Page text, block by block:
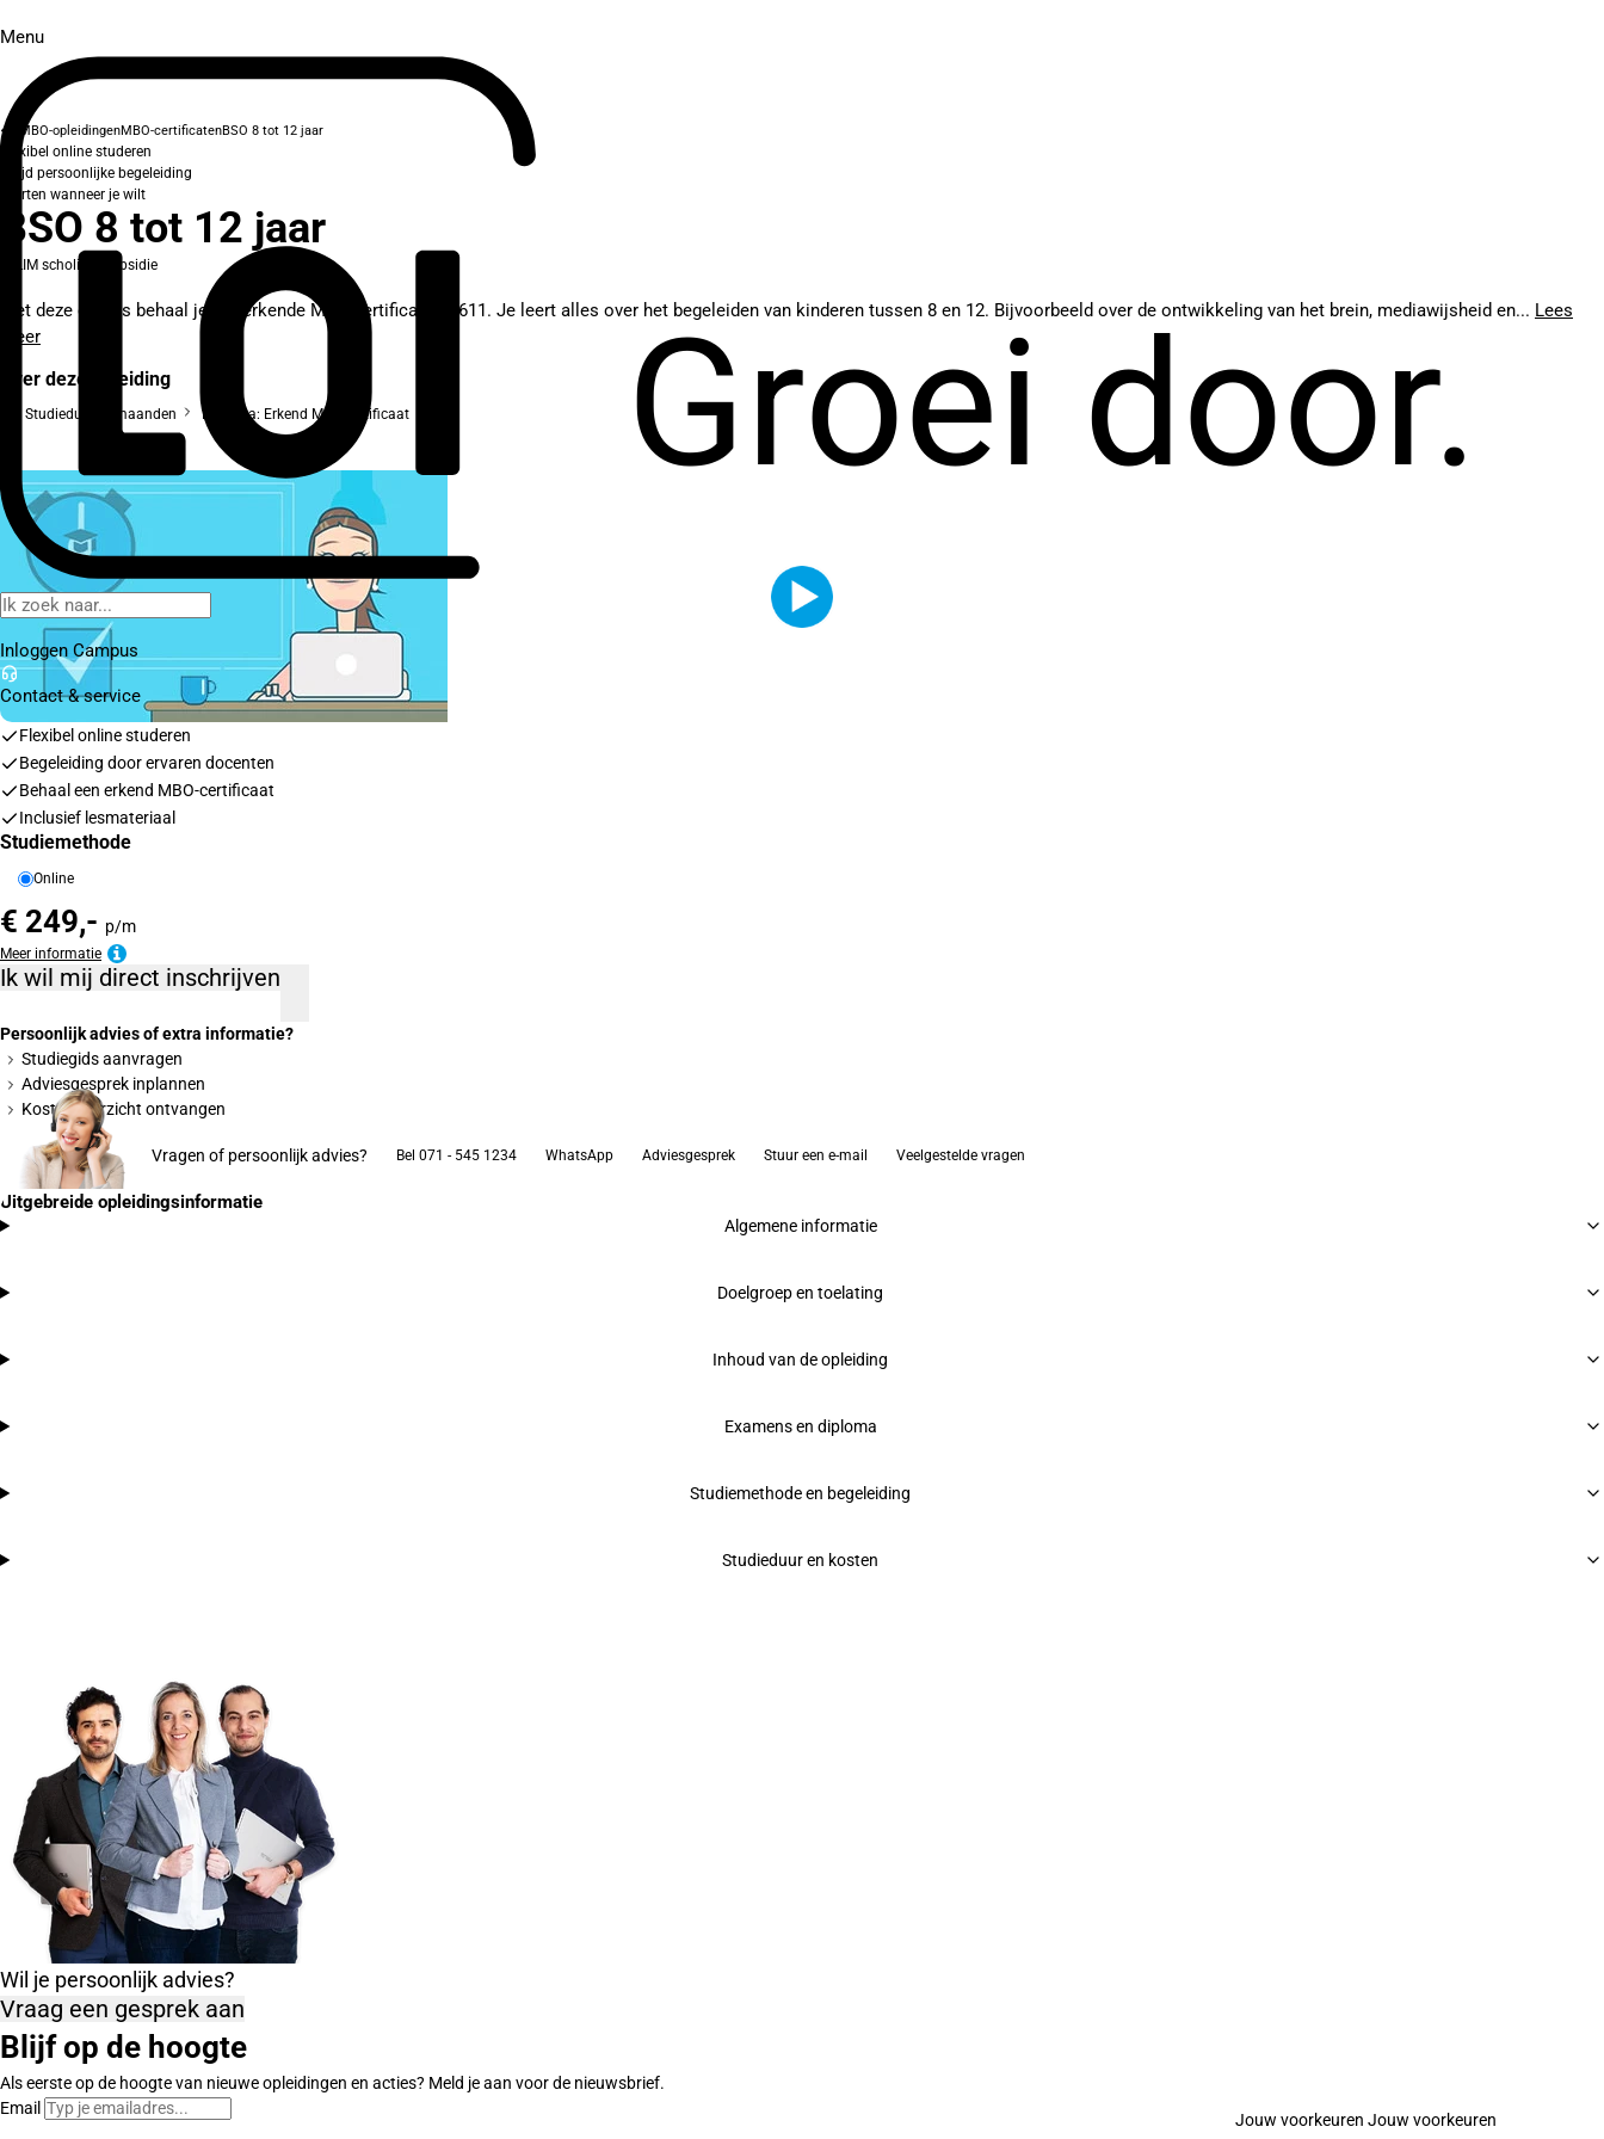
Menu
Groei door.
Inloggen Campus
Contact& service
MBO-opleidingenMBO-certificatenBSO 8 tot 12 jaar
Flexibel online studeren
Altijd persoonlijke begeleiding
Starten wanneer je wilt
BSO 8 tot 12 jaar
SLIM scholingssubsidie
Met deze cursus behaal je het erkende MBO-certificaat K0611. Je leert alles over het begeleiden van kinderen tussen 8 en 12. Bijvoorbeeld over de ontwikkeling van het brein, mediawijsheid en... Lees
meer
Over deze opleiding
Studieduur: 3 maanden Diploma: Erkend MBO-certificaat
Flexibel online studeren
Begeleiding door ervaren docenten
Behaal een erkend MBO-certificaat
Inclusief lesmateriaal
Studiemethode
Online
€ 249,- p/m
Meer informatie
Ik wil mij direct inschrijven
Persoonlijk advies of extra informatie?
Studiegids aanvragen
Adviesgesprek inplannen
Kostenoverzicht ontvangen
Vragen of persoonlijk advies? Bel 071 - 545 1234 WhatsApp Adviesgesprek Stuur een e-mail Veelgestelde vragen
Uitgebreide opleidingsinformatie
Algemene informatie
Doelgroep en toelating
Inhoud van de opleiding
Examens en diploma
Studiemethode en begeleiding
Studieduur en kosten
Wil je persoonlijk advies?
Vraag een gesprek aan
Blijf op de hoogte
Als eerste op de hoogte van nieuwe opleidingen en acties? Meld je aan voor de nieuwsbrief.
Email
Jouw voorkeuren